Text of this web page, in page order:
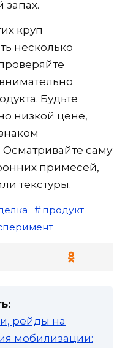
круп
несколько
Будьте
низкой цене,
Осматривайте саму
примесей,
текстуры.
продукт
рейды на
мобилизации: